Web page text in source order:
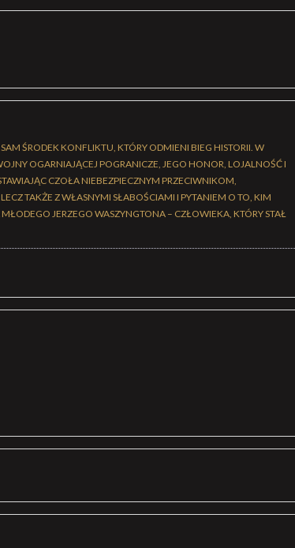
ŚRODEK KONFLIKTU, KTÓRY ODMIENI BIEG HISTORII. W
OGARNIAJĄCEJ POGRANICZE, JEGO HONOR, LOJALNOŚĆ I
CZOŁA NIEBEZPIECZNYM PRZECIWNIKOM,
TAKŻE Z WŁASNYMI SŁABOŚCIAMI I PYTANIEM O TO, KIM
JERZEGO WASZYNGTONA – CZŁOWIEKA, KTÓRY STAŁ